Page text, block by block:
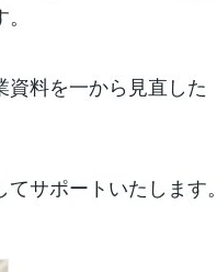
資料を一から見直した
サポートいたします。